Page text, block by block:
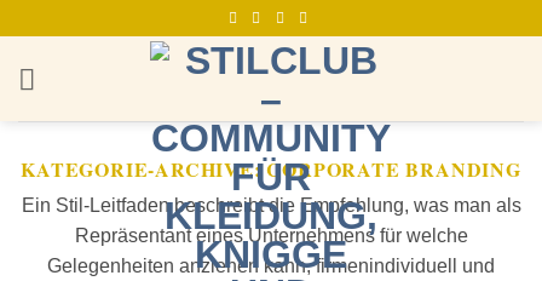
springen
KATEGORIE-ARCHIVE:CORPORATE BRANDING
Ein Stil-Leitfaden beschreibt die Empfehlung, was man als
Repräsentant eines Unternehmens für welche
Gelegenheiten anziehen kann, firmenindividuell und